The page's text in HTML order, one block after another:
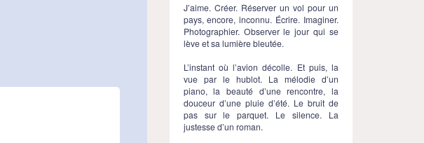
J’aime. Créer. Réserver un vol pour un
pays, encore, inconnu. Écrire. Imaginer.
Photographier. Observer le jour qui se
lève et sa lumière bleutée.
L’instant où l’avion décolle. Et puis, la
vue par le hublot. La mélodie d’un
piano, la beauté d’une rencontre, la
douceur d’une pluie d’été. Le bruit de
pas sur le parquet. Le silence. La
justesse d’un roman.